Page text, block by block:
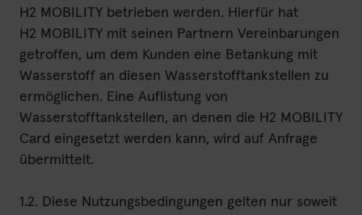
Nutzungsbedingungen
Powered by
H2 MOBILITY betrieben werden. Hierfür hat
H2 MOBILITY mit seinen Partnern Vereinbarungen
getroffen, um dem Kunden eine Betankung mit
Wasserstoff an diesen Wasserstofftankstellen zu
ermöglichen. Eine Auflistung von
Wasserstofftankstellen, an denen die H2 MOBILITY
Card eingesetzt werden kann, wird auf Anfrage
übermittelt.
1.2. Diese Nutzungsbedingungen gelten nur soweit